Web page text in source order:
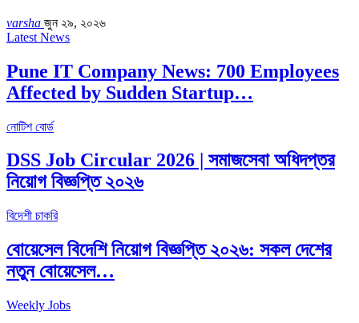
varsha জুন ২৯, ২০২৬
Latest News
Pune IT Company News: 700 Employees
Affected by Sudden Startup…
নোটিশ বোর্ড
DSS Job Circular 2026 | সমাজসেবা অধিদপ্তর
নিয়োগ বিজ্ঞপ্তি ২০২৬
বিদেশী চাকরি
বোয়েসেল বিদেশি নিয়োগ বিজ্ঞপ্তি ২০২৬: সকল দেশের
নতুন বোয়েসেল…
Weekly Jobs